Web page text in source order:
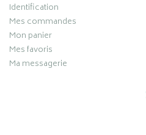
Identification
Mes commandes
Mon panier
Mes favoris
Ma messagerie